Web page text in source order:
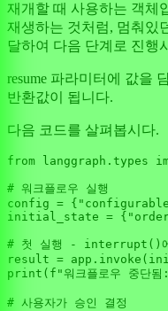
재개할 때 사용하는 객체
재생하는 것처럼, 멈춰있
달하여 다음 단계로 진행
resume 파라미터에 값을
반환값이 됩니다.
다음 코드를 살펴봅시다.
from langgraph.types
# 워크플로우 실행
config = {
initial_state = {
# 첫 실행 - interrupt()에
print ( f"워크플로우 중단
# 사용자가 승인 결정